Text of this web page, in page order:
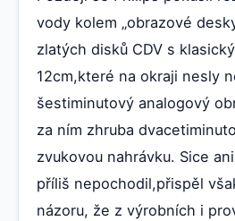
vody kolem „obrazové
zlatých disků CDV s
12cm,které na okraji nesly
šestiminutový analogový
za ním zhruba
zvukovou nahrávku. Sice
příliš nepochodil,přispěl
názoru, že z výrobních i